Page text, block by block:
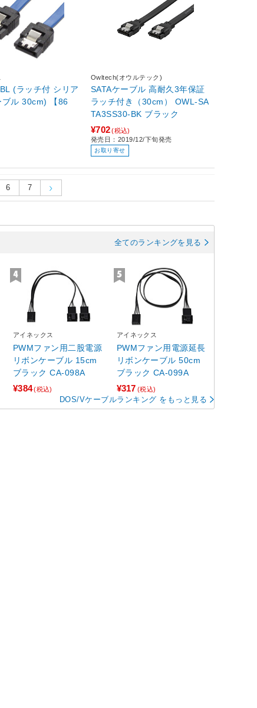
(ラッチ付 シリア
【86
Owltech(オウルテック)
SATAケーブル 高耐久3年保証
ラッチ付き（30cm） OWL-SA
TA3SS30-BK ブラック
¥702 (税込)
発売日：2019/12/下旬発売
お取り寄せ
6 7
全てのランキングを見る
アイネックス
PWMファン用二股電源
リボンケーブル 15cm
ブラック CA-098A
¥384(税込)
アイネックス
PWMファン用電源延長
リボンケーブル 50cm
ブラック CA-099A
¥317 (税込)
DOS/Vケーブルランキング をもっと見る